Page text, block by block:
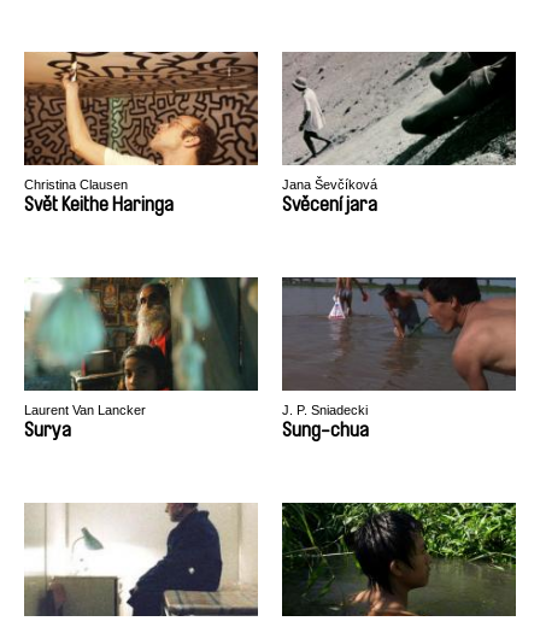
Christina Clausen
Svět Keithe Haringa
Jana Ševčíková
Svěcení jara
Laurent Van Lancker
Surya
J. P. Sniadecki
Sung-chua